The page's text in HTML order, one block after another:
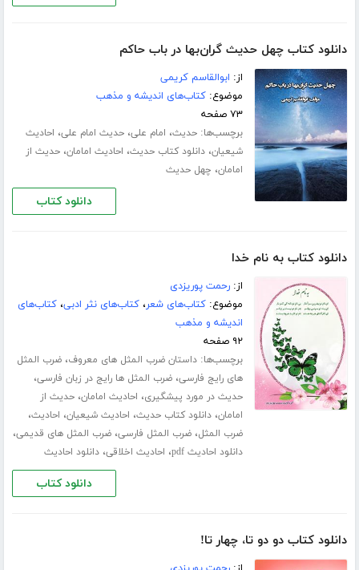
دانلود کتاب چهل حدیث گران‌بها در باب حاکم
از: ابوالقاسم کریمی
موضوع:کتاب‌های اندیشه و مذهب
۷۳ صفحه
برچسب‌ها:حدیث، امام علی،حدیث امام علی، احادیث
شیعیان،دانلود کتاب حدیث، احادیث امامان،حدیث از
امامان، چهل حدیث
دانلود کتاب
دانلود کتاب به نام خدا
از:رحمت پوریزدی
موضوع:کتاب‌های شعر،کتاب‌های نثر ادبی،کتاب‌های
اندیشه و مذهب
۹۲ صفحه
برچسب‌ها:داستان ضرب المثل های معروف،ضرب المثل
های رایج فارسی،ضرب المثل ها رایج در زبان فارسی،
حدیث در مورد پیشگیری، احادیث امامان،حدیث از
امامان،دانلود کتاب حدیث، احادیث شیعیان، احادیث،
ضرب المثل،ضرب المثل فارسی،ضرب المثل های قدیمی،
دانلود احادیث pdf ، احادیث اخلاقی،دانلود احادیث
دانلود کتاب
دانلود کتاب دو دو تا، چهار تا!